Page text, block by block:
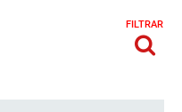
FILTRAR